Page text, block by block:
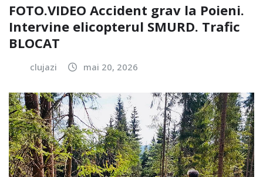
FOTO.VIDEO Accident grav la Poieni.
Intervine elicopterul SMURD. Trafic
BLOCAT
clujazi mai 20, 2026